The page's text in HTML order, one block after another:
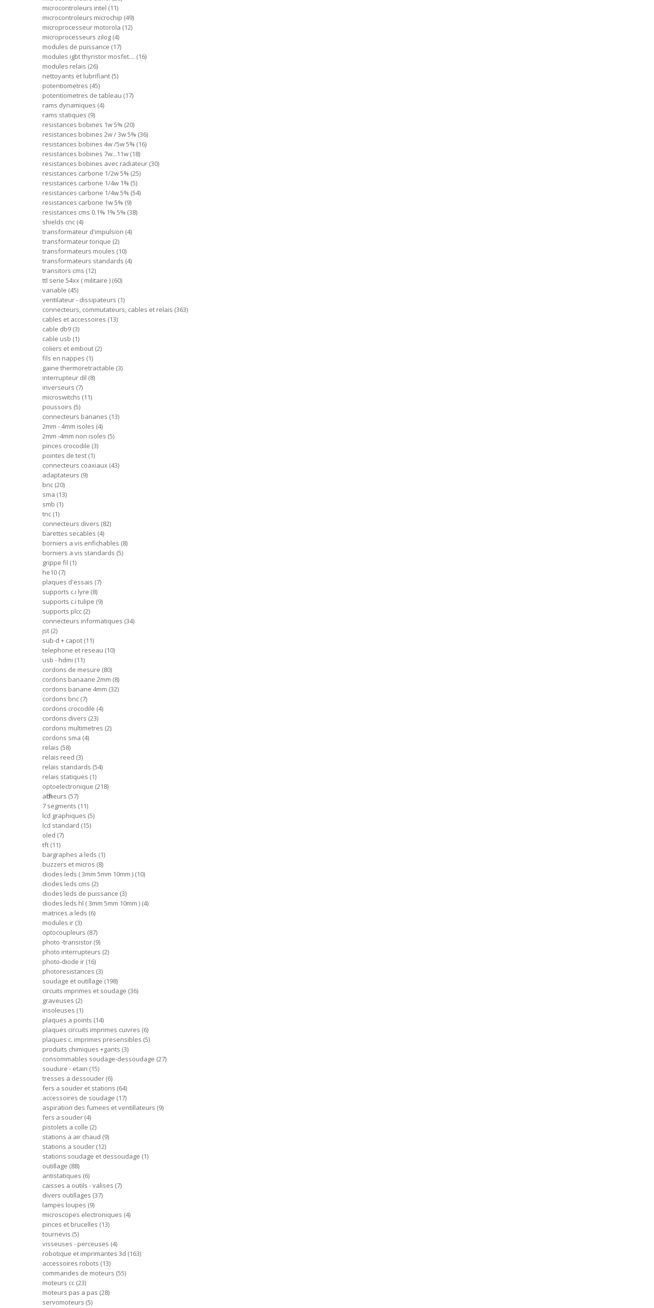
microcontroleurs intel 11
microcontroleurs microchip 49
microprocesseur motorola 12
microprocesseurs zilog 4
modules de puissance 17
modules igbt thyristor mosfet.... 16
modules relais 26
nettoyants et lubrifiant 5
potentiometres 45
potentiometres de tableau 17
rams dynamiques 4
rams statiques 9
resistances bobines 1w 5% 20
resistances bobines 2w / 3w 5% 36
resistances bobines 4w /5w 5% 16
resistances bobines 7w...11w 18
resistances bobines avec radiateur 30
resistances carbone 1/2w 5% 25
resistances carbone 1/4w 1% 5
resistances carbone 1/4w 5% 54
resistances carbone 1w 5% 9
resistances cms 0.1% 1% 5% 38
shields cnc 4
transformateur d'impulsion 4
transformateur torique 2
transformateurs moules 10
transformateurs standards 4
transitors cms 12
ttl serie 54xx ( militaire ) 60
variable 45
ventilateur - dissipateurs 1
connecteurs, commutateurs, cables et relais 363
cables et accessoires 13
cable db9 3
cable usb 1
coliers et embout 2
fils en nappes 1
gaine thermoretractable 3
interrupteur dil 8
inverseurs 7
microswitchs 11
poussoirs 5
connecteurs bananes 13
2mm - 4mm isoles 4
2mm -4mm non isoles 5
pinces crocodile 3
pointes de test 1
connecteurs coaxiaux 43
adaptateurs 9
bnc 20
sma 13
smb 1
tnc 1
connecteurs divers 82
barettes secables 4
borniers a vis enfichables 8
borniers a vis standards 5
grippe fil 1
he10 7
plaques d'essais 7
supports c.i lyre 8
supports c.i tulipe 9
supports plcc 2
connecteurs informatiques 34
jst 2
sub-d + capot 11
telephone et reseau 10
usb - hdmi 11
cordons de mesure 80
cordons banaane 2mm 8
cordons banane 4mm 32
cordons bnc 7
cordons crocodile 4
cordons divers 23
cordons multimetres 2
cordons sma 4
relais 58
relais reed 3
relais standards 54
relais statiques 1
optoelectronique 218
afficheurs 57
7 segments 11
lcd graphiques 5
lcd standard 15
oled 7
tft 11
bargraphes a leds 1
buzzers et micros 8
diodes leds ( 3mm 5mm 10mm ) 10
diodes leds cms 2
diodes leds de puissance 3
diodes leds hl ( 3mm 5mm 10mm ) 4
matrices a leds 6
modules ir 3
optocoupleurs 87
photo -transistor 9
photo interrupteurs 2
photo-diode ir 16
photoresistances 3
soudage et outillage 198
circuits imprimes et soudage 36
graveuses 2
insoleuses 1
plaques a points 14
plaques circuits imprimes cuivres 6
plaques c. imprimes presensibles 5
produits chimiques +gants 3
consommables soudage-dessoudage 27
soudure - etain 15
tresses a dessouder 6
fers a souder et stations 64
accessoires de soudage 17
aspiration des fumees et ventillateurs 9
fers a souder 4
pistolets a colle 2
stations a air chaud 9
stations a souder 12
stations soudage et dessoudage 1
outillage 88
antistatiques 6
caisses a outils - valises 7
divers outillages 37
lampes loupes 9
microscopes electroniques 4
pinces et brucelles 13
tournevis 5
visseuses - perceuses 4
robotique et imprimantes 3d 163
accessoires robots 13
commandes de moteurs 55
moteurs cc 23
moteurs pas a pas 28
servomoteurs 5